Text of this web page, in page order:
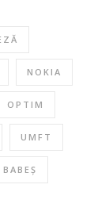
NOKIA
OPTIM
UMFT